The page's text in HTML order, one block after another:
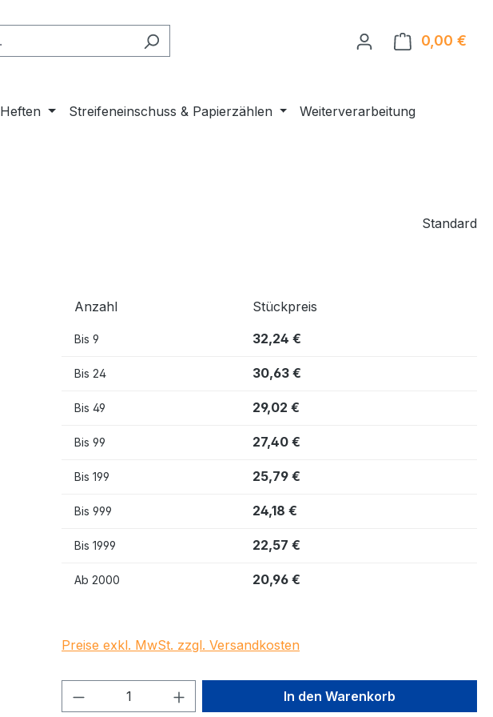
0,00 €
Heften Streifeneinschuss & Papierzählen
Weiterverarbeitung
Standard
Anzahl Stückpreis
Bis 9 32,24 €
Bis 24 30,63 €
Bis 49 29,02 €
Bis 99 27,40 €
Bis 199 25,79 €
Bis 999 24,18 €
Bis 1999 22,57 €
Ab 2000 20,96 €
Preise exkl. MwSt. zzgl. Versandkosten
Produkt Anzahl: Gib den gewünschten Wert
In den Warenkorb